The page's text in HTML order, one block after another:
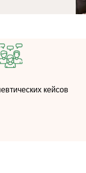
кейсов